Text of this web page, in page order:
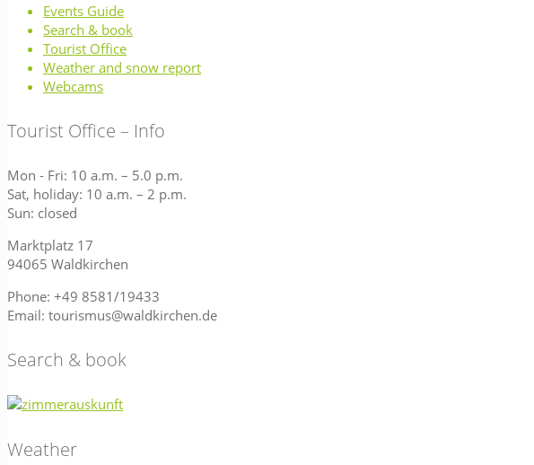
Events Guide
Search & book
Tourist Office
Weather and snow report
Webcams
Tourist Office – Info
Mon - Fri: 10 a.m. – 5.0 p.m.
Sat, holiday: 10 a.m. – 2 p.m.
Sun: closed
Marktplatz 17
94065 Waldkirchen
Phone: +49 8581/19433
Email: tourismus@waldkirchen.de
Search & book
Weather